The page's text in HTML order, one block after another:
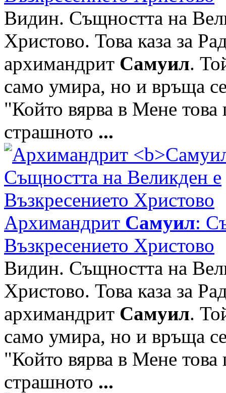
Видин. Същността на
Христово. Това каза за
архимандрит Самуил.
само умира, но и връща
"Който вярва в Мене
страшното ...
Архимандрит Самуил:
Възкресението Христово
Видин. Същността на
Христово. Това каза за
архимандрит Самуил.
само умира, но и връща
"Който вярва в Мене
страшното ...